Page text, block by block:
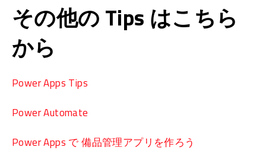
その他の Tips はこちら
から
Power Apps Tips
Power Automate
Power Apps で 備品管理アプリを作ろう